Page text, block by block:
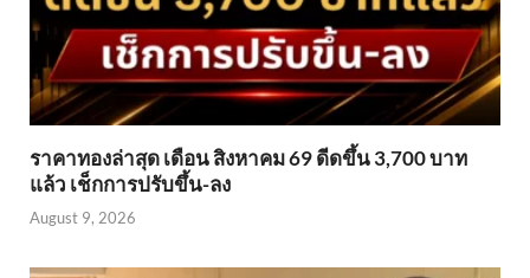
ราคาทองล่าสุด เดือน สิงหาคม 69 ดีดขึ้น 3,700 บาท
แล้ว เช็กการปรับขึ้น-ลง
August 9, 2026